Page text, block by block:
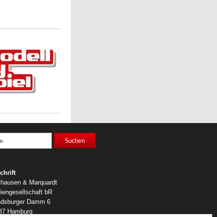
& Marquardt
bR
Damm 6
Hamburg